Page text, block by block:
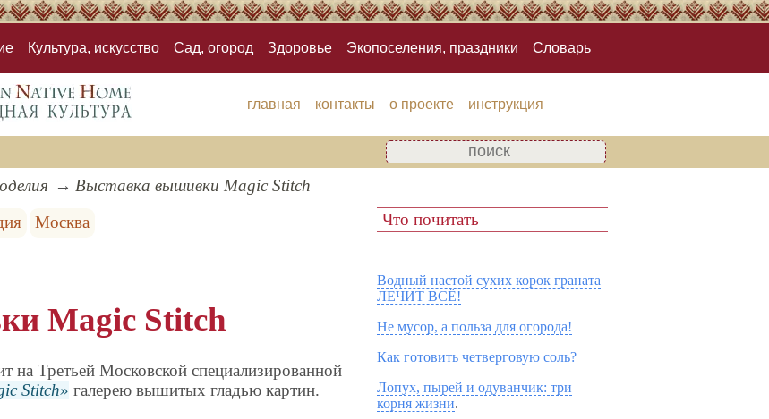
Культура, искусство Сад, огород Здоровье Экопоселения, праздники Словарь
главная контакты о проекте инструкция
Выставка вышивки Magic Stitch
Москва
Magic Stitch
на Третьей Московской специализированной
Stitch
галерею вышитых гладью картин.
Что почитать
Водный настой сухих корок граната
ЛЕЧИТ ВСЁ!
Не мусор, а польза для огорода!
Как готовить четверговую соль?
Лопух, пырей и одуванчик: три
корня жизни.